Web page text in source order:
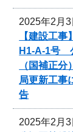
2025年2月
【建設工
H1-A-1号
（国補正
局更新工事
告
2025年2月